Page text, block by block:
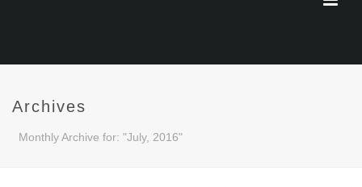
Archives
Monthly Archive for: "July, 2016"